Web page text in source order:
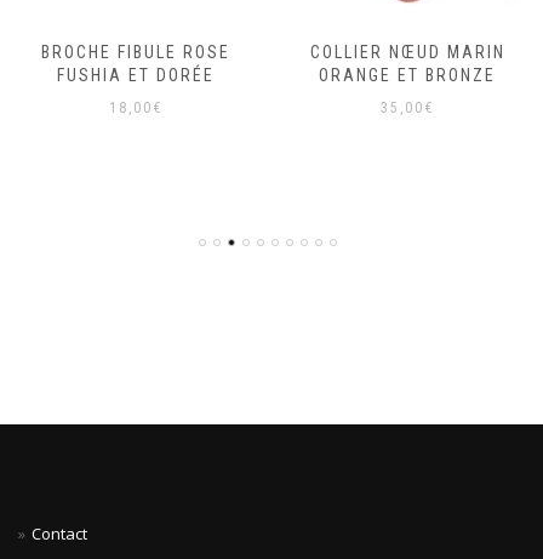
BROCHE FIBULE ROSE
FUSHIA ET DORÉE
18,00€
COLLIER NŒUD MARIN
ORANGE ET BRONZE
35,00€
Contact